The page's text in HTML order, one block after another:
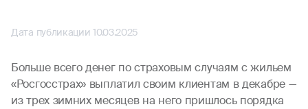
Дата публикации 10.03.2025
Больше всего денег по страховым случаям с жильем
«Росгосстрах» выплатил своим клиентам в декабре —
из трех зимних месяцев на него пришлось порядка